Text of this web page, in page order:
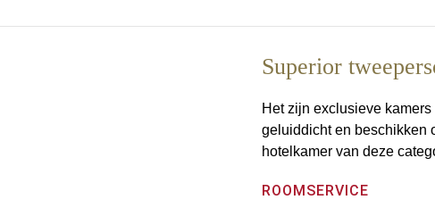
Superior
Het zijn exclusieve
geluiddicht en beschikken
hotelkamer van deze
ROOMSERVICE